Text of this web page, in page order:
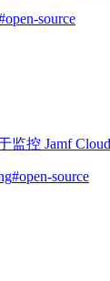
open-source
监控 Jamf
#open-source